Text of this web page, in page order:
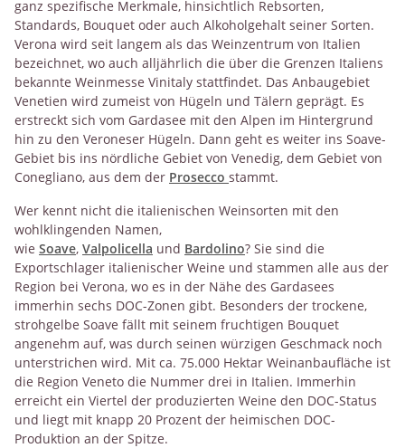
ganz spezifische Merkmale, hinsichtlich Rebsorten,
Standards, Bouquet oder auch Alkoholgehalt seiner Sorten.
Verona wird seit langem als das Weinzentrum von Italien
bezeichnet, wo auch alljährlich die über die Grenzen Italiens
bekannte Weinmesse Vinitaly stattfindet. Das Anbaugebiet
Venetien wird zumeist von Hügeln und Tälern geprägt. Es
erstreckt sich vom Gardasee mit den Alpen im Hintergrund
hin zu den Veroneser Hügeln. Dann geht es weiter ins Soave-
Gebiet bis ins nördliche Gebiet von Venedig, dem Gebiet von
Conegliano, aus dem der Prosecco stammt.
Wer kennt nicht die italienischen Weinsorten mit den
wohlklingenden Namen,
wie Soave, Valpolicella und Bardolino? Sie sind die
Exportschlager italienischer Weine und stammen alle aus der
Region bei Verona, wo es in der Nähe des Gardasees
immerhin sechs DOC-Zonen gibt. Besonders der trockene,
strohgelbe Soave fällt mit seinem fruchtigen Bouquet
angenehm auf, was durch seinen würzigen Geschmack noch
unterstrichen wird. Mit ca. 75.000 Hektar Weinanbaufläche ist
die Region Veneto die Nummer drei in Italien. Immerhin
erreicht ein Viertel der produzierten Weine den DOC-Status
und liegt mit knapp 20 Prozent der heimischen DOC-
Produktion an der Spitze.